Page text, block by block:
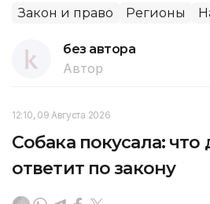
Закон и право Регионы
без автора
Автор
12:10, 09 Августа 2026
Собака покусала: что
ответит по закону